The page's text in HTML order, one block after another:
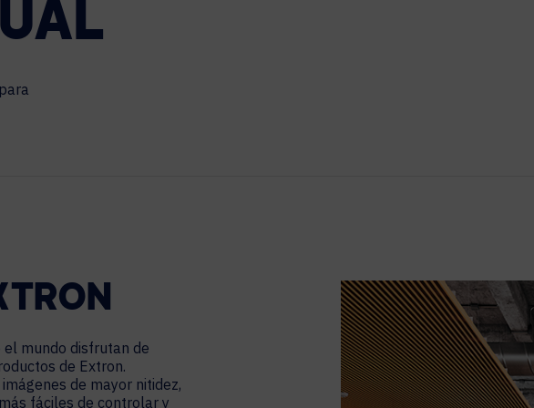
para
el mundo disfrutan de
de Extron.
de mayor nitidez,
fáciles de controlar y